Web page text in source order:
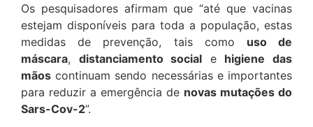
Os pesquisadores afirmam que “até que vacinas
estejam disponíveis para toda a população, estas
medidas de prevenção, tais como uso de
máscara, distanciamento social e higiene das
mãos continuam sendo necessárias e importantes
para reduzir a emergência de novas mutações do
Sars-Cov-2”.